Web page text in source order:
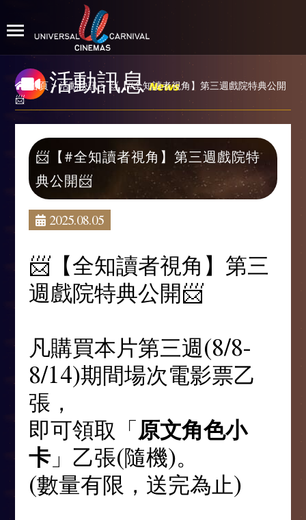
活動訊息News
首頁 >活動快訊> 📨【#全知讀者視角】第三週戲院特典公開
📨
📨【#全知讀者視角】第三週戲院特
典公開📨
2025.08.05
📨【全知讀者視角】第三
週戲院特典公開📨
凡購買本片第三週(8/8-
8/14)期間場次電影票乙
張，
即可領取「原文角色小
卡 」乙張(隨機)。
(數量有限，送完為止)